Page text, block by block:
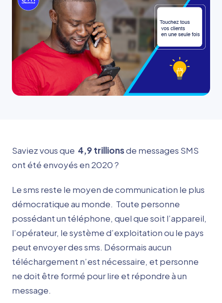
Saviez vous que 4,9 trillionsde messages SMS
ont été envoyés en 2020 ?
Le sms reste le moyen de communication le plus
démocratique au monde. Toute personne
possédant un téléphone, quel que soit l’appareil,
l’opérateur, le système d’exploitation ou le pays
peut envoyer des sms. Désormais aucun
téléchargement n’est nécessaire, et personne
ne doit être formé pour lire et répondre à un
message.